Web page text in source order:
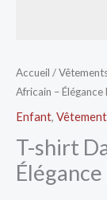
Accueil /
Africain – Élégance
Enfant,
T-shirt